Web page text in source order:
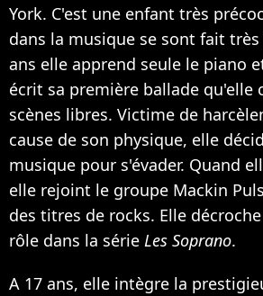
York. C'est une enfant très
dans la musique se sont fait
ans elle apprend seule le piano
écrit sa première ballade qu'elle
scènes libres. Victime de
cause de son physique, elle
musique pour s'évader. Quand
elle rejoint le groupe Mackin
des titres de rocks. Elle
rôle dans la série Les Soprano.
A 17 ans, elle intègre la